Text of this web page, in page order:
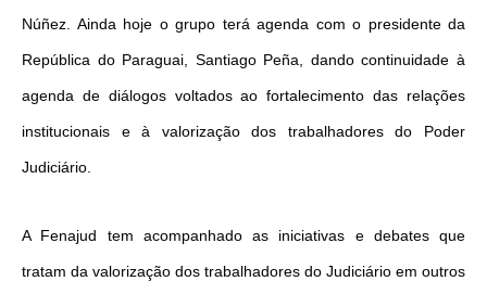
Núñez. Ainda hoje o grupo terá agenda com o presidente da
República do Paraguai, Santiago Peña, dando continuidade à
agenda de diálogos voltados ao fortalecimento das relações
institucionais e à valorização dos trabalhadores do Poder
Judiciário.
A Fenajud tem acompanhado as iniciativas e debates que
tratam da valorização dos trabalhadores do Judiciário em outros